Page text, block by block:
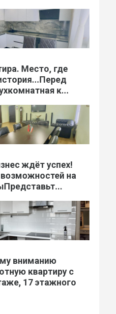
Место, где
к...
ждёт успех!
возможностей на
вниманию
квартиру с
17 этажного